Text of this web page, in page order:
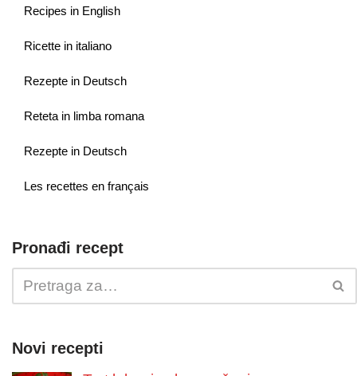
Recipes in English
Ricette in italiano
Rezepte in Deutsch
Reteta in limba romana
Rezepte in Deutsch
Les recettes en français
Pronađi recept
Novi recepti